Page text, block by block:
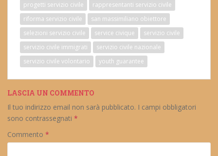
progetti servizio civile
rappresentanti servizio civile
riforma servizio civile
san massimiliano obiettore
selezioni servizio civile
service civique
servizio civile
servizio civile immigrati
servizio civile nazionale
servizio civile volontario
youth guarantee
LASCIA UN COMMENTO
Il tuo indirizzo email non sarà pubblicato. I campi obbligatori
sono contrassegnati *
Commento *